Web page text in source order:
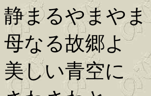
静まるやまやま
母なる故郷よ
美しい青空に